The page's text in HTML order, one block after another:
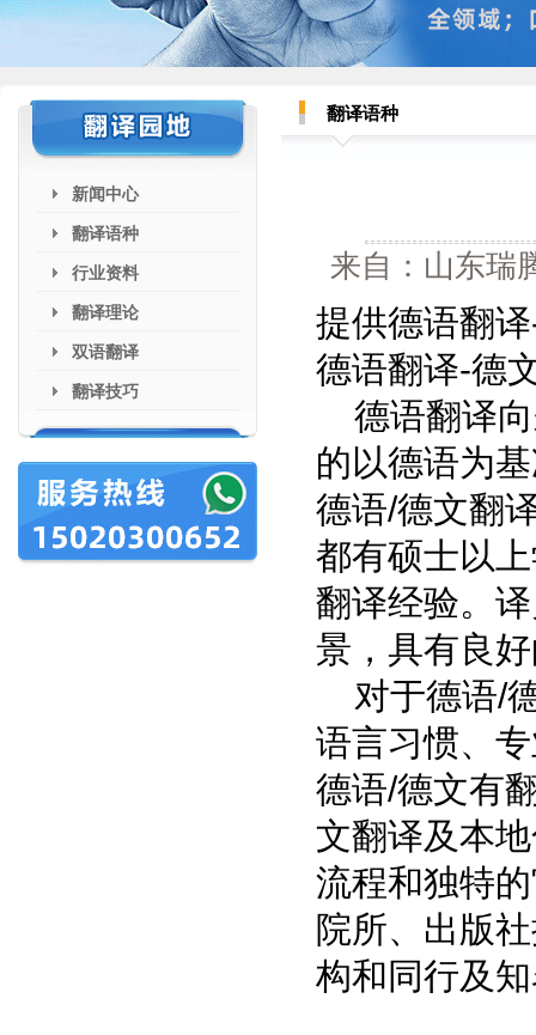
新闻中心
翻译语种
行业资料
翻译理论
双语翻译
翻译技巧
翻译语种
来自：山东
提供德语翻
德语翻译-德
德语翻译向
的以德语为
德语/德文翻
都有硕士以
翻译经验。
景，具有良
对于德语/
语言习惯、
德语/德文有
文翻译及本
流程和独特
院所、出版
构和同行及